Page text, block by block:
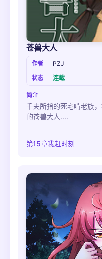
苍兽大人
作者 PZJ
状态
连载
简介
千夫所指的死宅啃老族
的苍兽大人....
第15章我赶时刻